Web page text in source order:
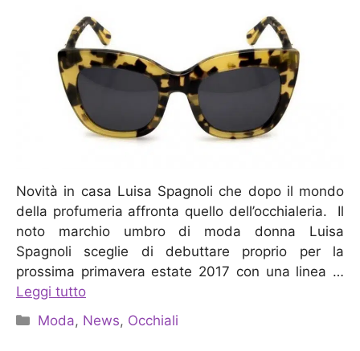
Novità in casa Luisa Spagnoli che dopo il mondo
della profumeria affronta quello dell’occhialeria. Il
noto marchio umbro di moda donna Luisa
Spagnoli sceglie di debuttare proprio per la
prossima primavera estate 2017 con una linea …
Leggi tutto
Categorie
Moda, News, Occhiali